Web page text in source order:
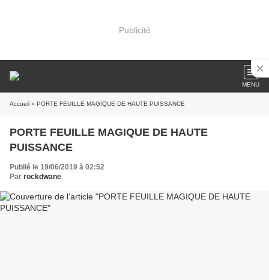
Publicité
MENU
Accueil » PORTE FEUILLE MAGIQUE DE HAUTE PUISSANCE
PORTE FEUILLE MAGIQUE DE HAUTE
PUISSANCE
Publié le 19/06/2019 à 02:52
Par rockdwane